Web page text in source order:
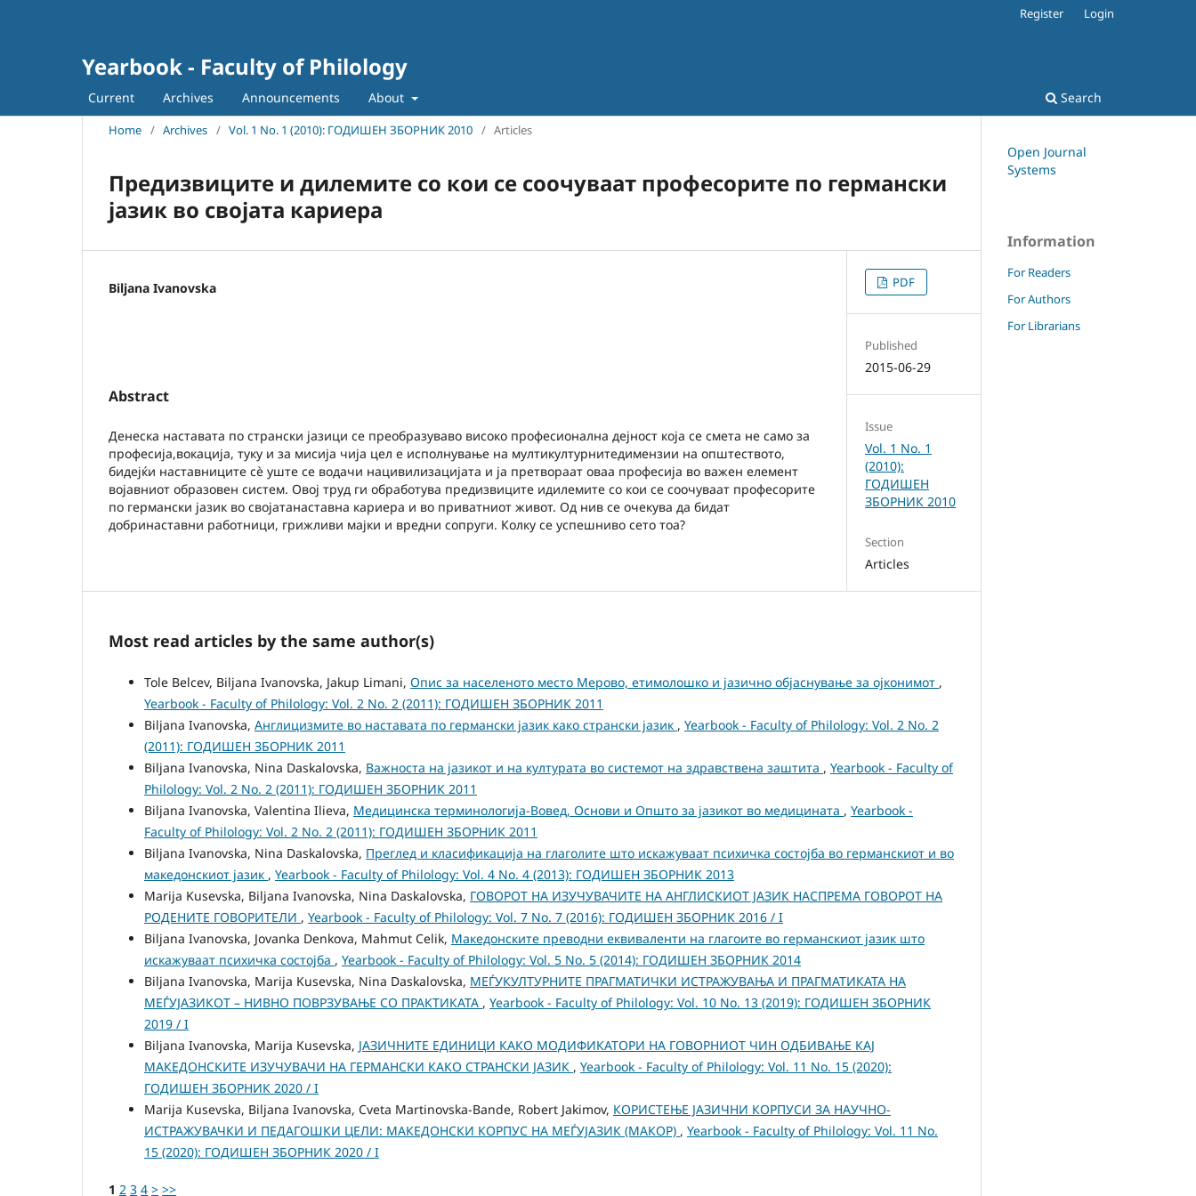
Yearbook - Faculty of Philology
Current Archives Announcements About Search
Register Login
Home / Archives / Vol. 1 No. 1 (2010): ГОДИШЕН ЗБОРНИК 2010 / Articles
Предизвиците и дилемите со кои се соочуваат професорите по германски
јазик во својата кариера
Biljana Ivanovska
Abstract
Денеска наставата по странски јазици се преобразуваво високо професионална дејност која се смета не само за
професија,вокација, туку и за мисија чија цел е исполнување на мултикултурнитедимензии на општеството,
бидејќи наставниците сè уште се водачи нацивилизацијата и ја претвораат оваа професија во важен елемент
војавниот образовен систем. Овој труд ги обработува предизвиците идилемите со кои се соочуваат професорите
по германски јазик во својатанаставна кариера и во приватниот живот. Од нив се очекува да бидат
добринаставни работници, грижливи мајки и вредни сопруги. Колку се успешниво сето тоа?
PDF
Published
2015-06-29
Issue
Vol. 1 No. 1
(2010):
ГОДИШЕН
ЗБОРНИК 2010
Section
Articles
Most read articles by the same author(s)
Tole Belcev, Biljana Ivanovska, Jakup Limani, Опис за населеното место Мерово, етимолошко и јазично објаснување за ојконимот ,
Yearbook - Faculty of Philology: Vol. 2 No. 2 (2011): ГОДИШЕН ЗБОРНИК 2011
Biljana Ivanovska, Англицизмите во наставата по германски јазик како странски јазик , Yearbook - Faculty of Philology: Vol. 2 No. 2
(2011): ГОДИШЕН ЗБОРНИК 2011
Biljana Ivanovska, Nina Daskalovska, Важноста на јазикот и на културата во системот на здравствена заштита , Yearbook - Faculty of
Philology: Vol. 2 No. 2 (2011): ГОДИШЕН ЗБОРНИК 2011
Biljana Ivanovska, Valentina Ilieva, Медицинска терминологија-Вовед, Основи и Општо за јазикот во медицината , Yearbook -
Faculty of Philology: Vol. 2 No. 2 (2011): ГОДИШЕН ЗБОРНИК 2011
Biljana Ivanovska, Nina Daskalovska, Преглед и класификација на глаголите што искажуваат психичка состојба во германскиот и во
македонскиот јазик , Yearbook - Faculty of Philology: Vol. 4 No. 4 (2013): ГОДИШЕН ЗБОРНИК 2013
Marija Kusevska, Biljana Ivanovska, Nina Daskalovska, ГОВОРОТ НА ИЗУЧУВАЧИТЕ НА АНГЛИСКИОТ ЈАЗИК НАСПРЕМА ГОВОРОТ НА
РОДЕНИТЕ ГОВОРИТЕЛИ , Yearbook - Faculty of Philology: Vol. 7 No. 7 (2016): ГОДИШЕН ЗБОРНИК 2016 / I
Biljana Ivanovska, Jovanka Denkova, Mahmut Celik, Македонските преводни еквиваленти на глагоите во германскиот јазик што
искажуваат психичка состојба , Yearbook - Faculty of Philology: Vol. 5 No. 5 (2014): ГОДИШЕН ЗБОРНИК 2014
Biljana Ivanovska, Marija Kusevska, Nina Daskalovska, МЕЃУКУЛТУРНИТЕ ПРАГМАТИЧКИ ИСТРАЖУВАЊА И ПРАГМАТИКАТА НА
МЕЃУЈАЗИКОТ – НИВНО ПОВРЗУВАЊЕ СО ПРАКТИКАТА , Yearbook - Faculty of Philology: Vol. 10 No. 13 (2019): ГОДИШЕН ЗБОРНИК
2019 / I
Biljana Ivanovska, Marija Kusevska, ЈАЗИЧНИТЕ ЕДИНИЦИ КАКО МОДИФИКАТОРИ НА ГОВОРНИОТ ЧИН ОДБИВАЊЕ КАЈ
МАКЕДОНСКИТЕ ИЗУЧУВАЧИ НА ГЕРМАНСКИ КАКО СТРАНСКИ ЈАЗИК , Yearbook - Faculty of Philology: Vol. 11 No. 15 (2020):
ГОДИШЕН ЗБОРНИК 2020 / I
Marija Kusevska, Biljana Ivanovska, Cveta Martinovska-Bande, Robert Jakimov, КОРИСТЕЊЕ ЈАЗИЧНИ КОРПУСИ ЗА НАУЧНО-
ИСТРАЖУВАЧКИ И ПЕДАГОШКИ ЦЕЛИ: МАКЕДОНСКИ КОРПУС НА МЕЃУЈАЗИК (МАКОР) , Yearbook - Faculty of Philology: Vol. 11 No.
15 (2020): ГОДИШЕН ЗБОРНИК 2020 / I
1 2 3 4 > >>
Open Journal
Systems
Information
For Readers
For Authors
For Librarians